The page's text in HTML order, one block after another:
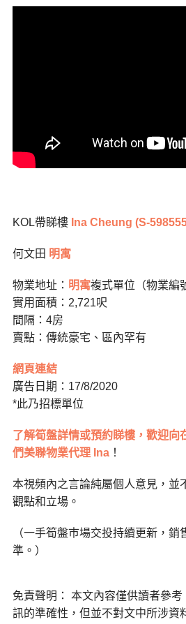
KOL帶睇樓 Ina Cheung (S-
何文田 明寓
物業地址： 明寓複式單位（物業編
實用面積：2,721呎
間隔：4房
賣點：傳統豪宅、區內罕有
網頁連結
廣告日期：17/8/2020
*此乃招標單位
了解筍盤詳情或預約睇樓，歡迎向
們美聯物業代理 Ina！
本視頻內之言論純屬個人意見，並
觀點和立場。
（一手筍盤巿場交投持續更新，銷
準。）
免責聲明： 本文內容僅供讀者參
訊的準確性，但並不對文中所涉資